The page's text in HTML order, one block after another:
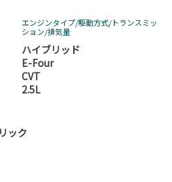
エンジンタイプ/駆動方式/トランスミッ
ション/排気量
ハイブリッド
E-Four
CVT
2.5L
ック